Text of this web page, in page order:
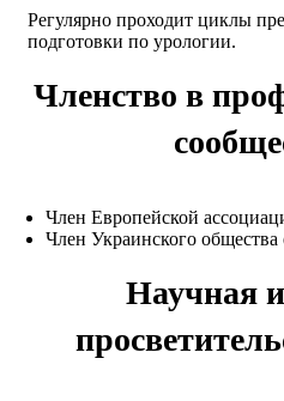
Регулярно проходит циклы
подготовки по урологии.
Членство в
Член Европейской
Член Украинского общества
Научная